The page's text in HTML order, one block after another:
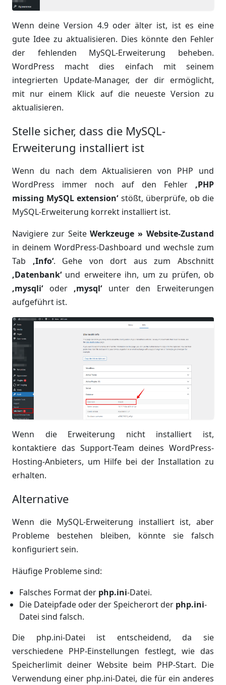
Wenn deine Version 4.9 oder älter ist, ist es eine
gute Idee zu aktualisieren. Dies könnte den Fehler
der fehlenden MySQL-Erweiterung beheben.
WordPress macht dies einfach mit seinem
integrierten Update-Manager, der dir ermöglicht,
mit nur einem Klick auf die neueste Version zu
aktualisieren.
Stelle sicher, dass die MySQL-
Erweiterung installiert ist
Wenn du nach dem Aktualisieren von PHP und
WordPress immer noch auf den Fehler ‚PHP
missing MySQL extension‘stößt, überprüfe, ob die
MySQL-Erweiterung korrekt installiert ist.
Navigiere zur SeiteWerkzeuge » Website-Zustand
in deinem WordPress-Dashboard und wechsle zum
Tab ‚Info‘. Gehe von dort aus zum Abschnitt
‚Datenbank‘und erweitere ihn, um zu prüfen, ob
‚mysqli‘oder ‚mysql‘unter den Erweiterungen
aufgeführt ist.
Wenn die Erweiterung nicht installiert ist,
kontaktiere das Support-Team deines WordPress-
Hosting-Anbieters, um Hilfe bei der Installation zu
erhalten.
Alternative
Wenn die MySQL-Erweiterung installiert ist, aber
Probleme bestehen bleiben, könnte sie falsch
konfiguriert sein.
Häufige Probleme sind:
Falsches Format der php.ini-Datei.
Die Dateipfade oder der Speicherort der php.ini-
Datei sind falsch.
Die php.ini-Datei ist entscheidend, da sie
verschiedene PHP-Einstellungen festlegt, wie das
Speicherlimit deiner Website beim PHP-Start. Die
Verwendung einer php.ini-Datei, die für ein anderes